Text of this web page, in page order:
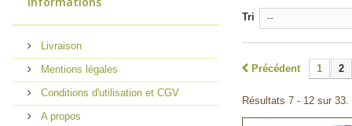
Livraison
Mentions légales
Conditions d'utilisation et CGV
A propos
Tri --
Précédent 1 2
Résultats 7 - 12 sur 33.